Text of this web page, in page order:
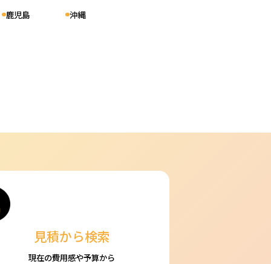
鹿児島 沖縄
見積から検索
現在の費用感や予算から